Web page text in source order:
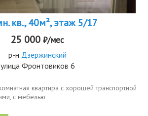
кв., 40м², этаж 5/17
25 000 ₽/мес
р-н Дзержинский
улица Фронтовиков 6
квартира с хорошей транспортной
с мебелью